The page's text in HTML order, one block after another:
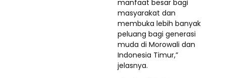
manfaat besar bagi
masyarakat dan
membuka lebih banyak
peluang bagi generasi
muda di Morowali dan
Indonesia Timur,”
jelasnya.